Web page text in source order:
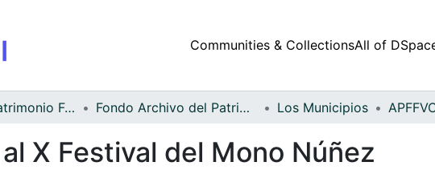
Communities & CollectionsAll of
Archivo del Patrimonio Fotográfico y Fílmico del Valle del Cauca Fondo Archivo del Patrimonio Fotográfico y Fílmico del Valle del Cauca Los Municipios
X Festival del Mono Núñez